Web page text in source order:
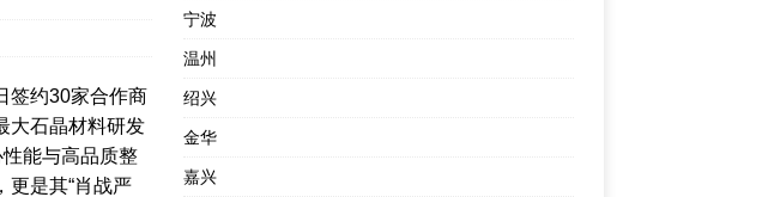
签约30家合作商
大石晶材料研发
能与高品质整
更是其“肖战严
宁波
温州
绍兴
金华
嘉兴